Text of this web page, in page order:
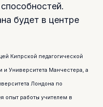
будет в центре
Кипрской педагогической
и Университета Манчестера, а
Лондона по
опыт работы учителем в